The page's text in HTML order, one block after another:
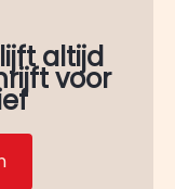
altijd
voor